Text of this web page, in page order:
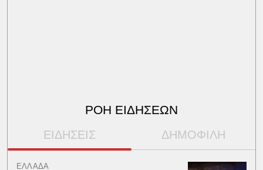
ΡΟΗ ΕΙΔΗΣΕΩΝ
ΕΙΔΗΣΕΙΣ ΔΗΜΟΦΙΛΗ
ΕΛΛΑΔΑ